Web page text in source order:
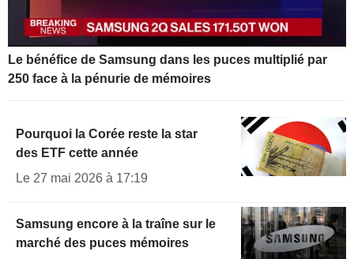
Le bénéfice de Samsung dans les puces multiplié par
250 face à la pénurie de mémoires
Pourquoi la Corée reste la star
des ETF cette année
Le 27 mai 2026 à 17:19
Samsung encore à la traîne sur le
marché des puces mémoires